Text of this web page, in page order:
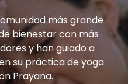
más grande
bienestar con más
y han guiado a
su práctica de yoga
Prayana.